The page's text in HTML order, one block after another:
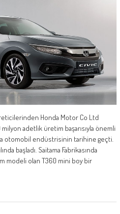
Honda Motor Co Ltd
adetlik üretim başarısıyla önemli
otomobil endüstrisinin tarihine geçti.
başladı. Saitama Fabrikasında
modeli olan T360 mini boy bir